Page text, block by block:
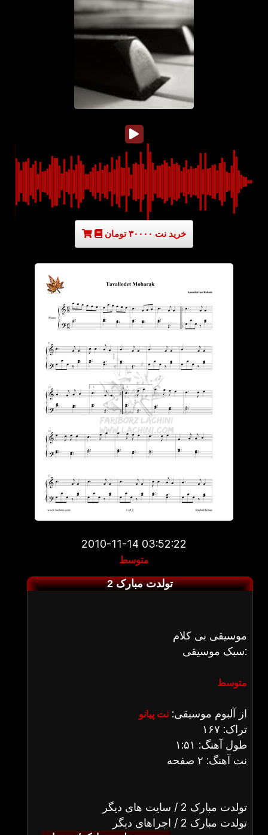
خرید نت ۳۰۰۰۰ تومان
2010-11-14 03:52:22
متوسط
تولدت مبارک 2
موسیقی بی کلام
سبک موسیقی:
متوسط
از آلبوم موسیقی: نت پیانو
تراک: ۱۶۷
طول آهنگ: ۱:۵۱
نت آهنگ: ۲ صفحه
تولدت مبارک 2 / سایت های دیگر
تولدت مبارک 2 / اجراهای دیگر